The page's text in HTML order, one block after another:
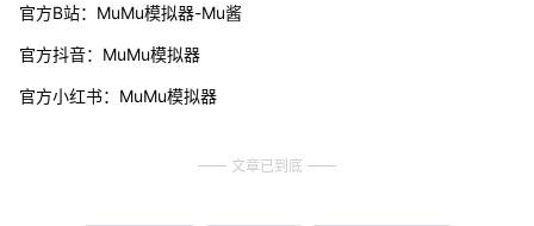
官方B站：MuMu模拟器-Mu酱
官方抖音：MuMu模拟器
官方小红书：MuMu模拟器
文章已到底